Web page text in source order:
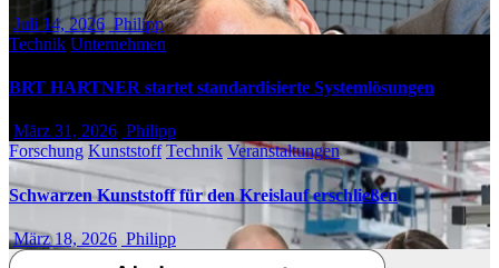
Juli 14, 2026 Philipp
Technik Unternehmen
BRT HARTNER startet standardisierte Systemlösungen
März 31, 2026 Philipp
Forschung Kunststoff Technik Veranstaltungen
Schwarzen Kunststoff für den Kreislauf erschließen
März 18, 2026 Philipp